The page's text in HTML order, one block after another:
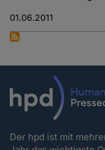
01.06.2011
Der hpd ist mit